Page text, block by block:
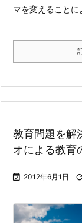
マを変えることに
教育問題を解
オによる教育
 2012年6月1日 